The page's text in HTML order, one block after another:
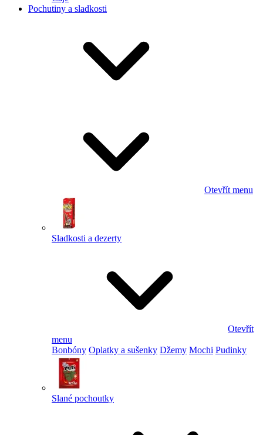
Pochutiny a sladkosti
Otevřít menu
Sladkosti a dezerty
Otevřít
menu
Bonbóny Oplatky a sušenky Džemy Mochi Pudinky
Slané pochoutky